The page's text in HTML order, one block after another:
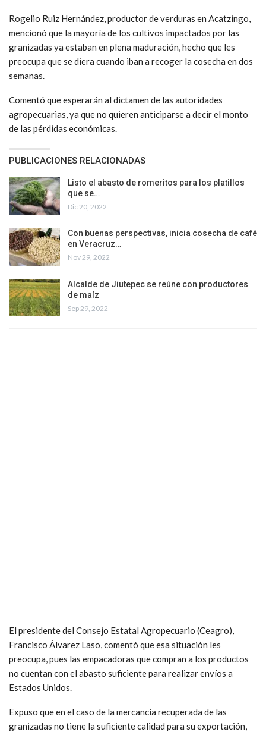
Rogelio Ruiz Hernández, productor de verduras en Acatzingo,
mencionó que la mayoría de los cultivos impactados por las
granizadas ya estaban en plena maduración, hecho que les
preocupa que se diera cuando iban a recoger la cosecha en dos
semanas.
Comentó que esperarán al dictamen de las autoridades
agropecuarias, ya que no quieren anticiparse a decir el monto
de las pérdidas económicas.
PUBLICACIONES RELACIONADAS
Listo el abasto de romeritos para los platillos
que se…
Dic 20, 2022
Con buenas perspectivas, inicia cosecha de café
en Veracruz…
Nov 29, 2022
Alcalde de Jiutepec se reúne con productores
de maíz
Sep 29, 2022
El presidente del Consejo Estatal Agropecuario (Ceagro),
Francisco Álvarez Laso, comentó que esa situación les
preocupa, pues las empacadoras que compran a los productos
no cuentan con el abasto suficiente para realizar envíos a
Estados Unidos.
Expuso que en el caso de la mercancía recuperada de las
granizadas no tiene la suficiente calidad para su exportación,